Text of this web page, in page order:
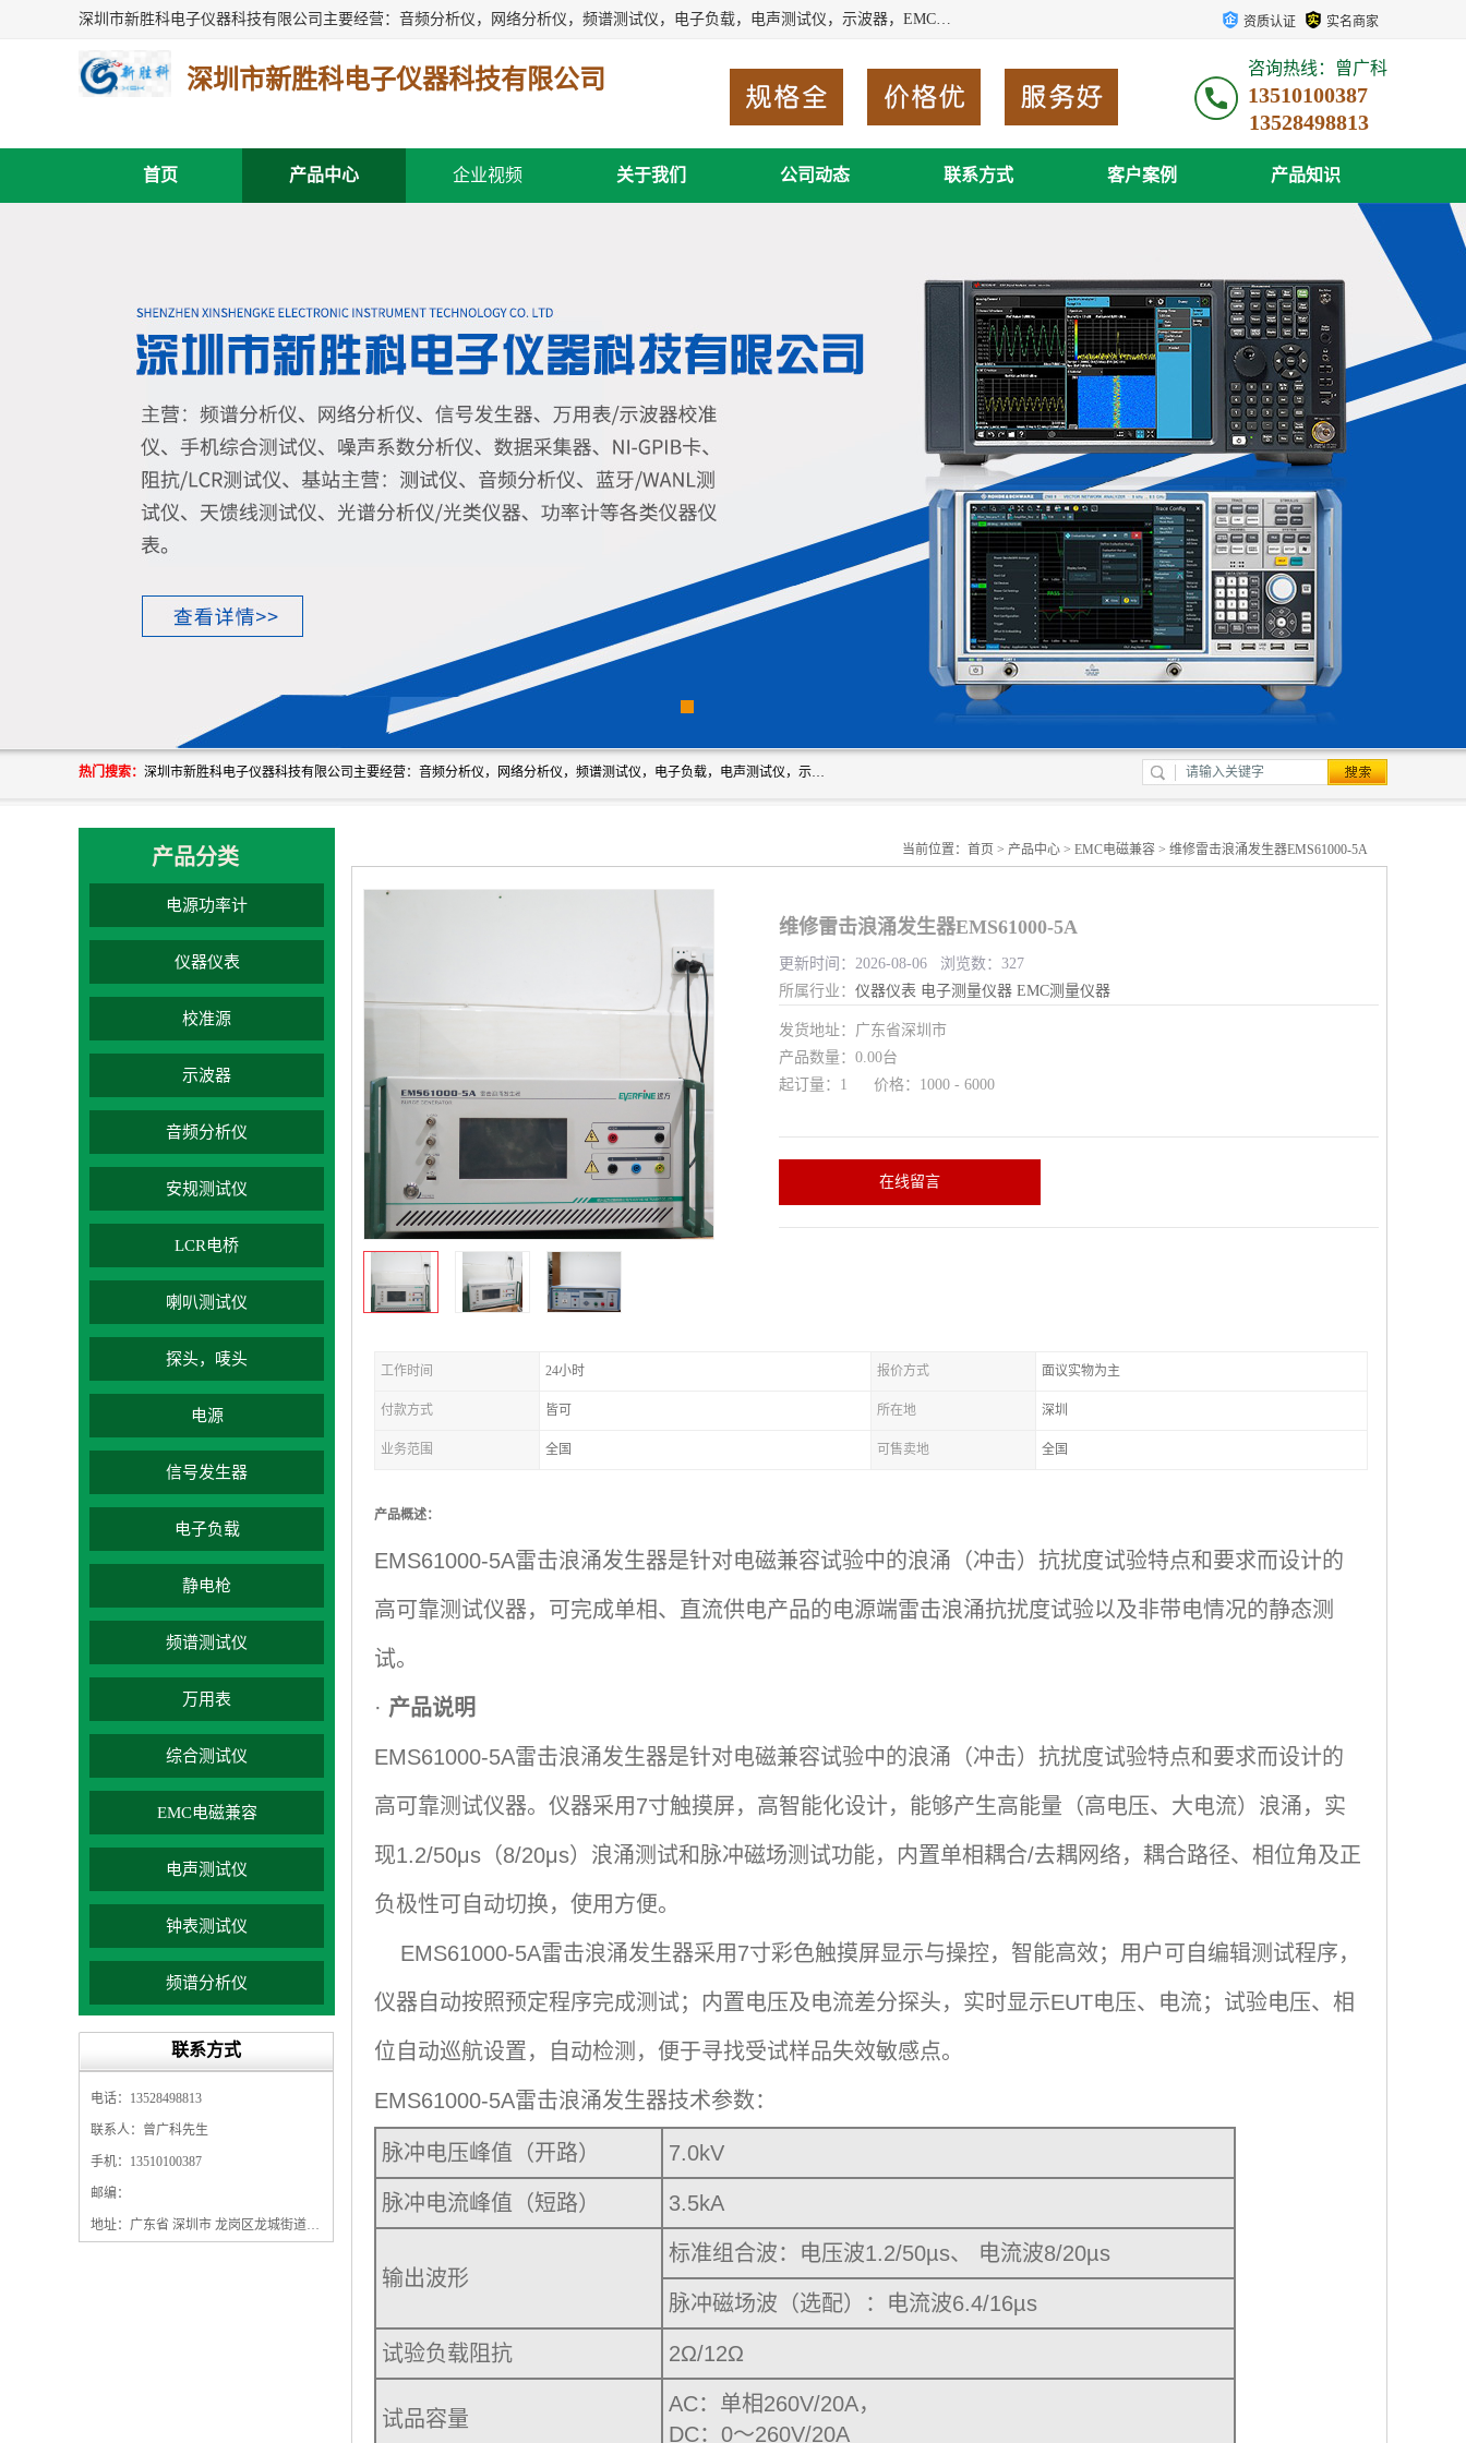
深圳市新胜科电子仪器科技有限公司主要经营：音频分析仪，网络分析仪，频谱测试仪，电子负载，电声测试仪，示波器，EMC电磁兼容测，调制分析仪，LCR测量仪，数字电桥，三相标准源，音频扫频仪，时钟检测仪，信号发生器，电子表，万用表，功率计，喇叭测试仪，综合测试仪等；深圳市新胜科电子仪器科技有限公司希望能与您成为合作伙伴 资质认证 实名商家
深圳市新胜科电子仪器科技有限公司 咨询热线：曾广科
13510100387
首页 产品中心 企业视频 关于我们 公司动态 联系方式 客户案例 产品知识
热门搜索： 深圳市新胜科电子仪器科技有限公司主要经营：音频分析仪，网络分析仪，频谱测试仪，电子负载，电声测试仪，示波器，EMC电磁兼容测，调制分析仪，LCR测量仪，数字电桥，三相标准源，音频扫频仪，时钟检测仪，信号发生器，电子表，万用表，功率计，喇叭测试仪，综合测试仪等；深圳市新胜科电子仪器科技有限公司希望能与您成为合作伙伴
产品分类
电源功率计
仪器仪表
校准源
示波器
音频分析仪
安规测试仪
LCR电桥
喇叭测试仪
探头，唛头
电源
信号发生器
电子负载
静电枪
频谱测试仪
万用表
综合测试仪
EMC电磁兼容
电声测试仪
钟表测试仪
频谱分析仪
联系方式
电话：13528498813
联系人：曾广科先生
手机：13510100387
邮编：
地址：广东省 深圳市 龙岗区龙城街道龙翔大道9009号珠江广场A1栋5F
当前位置： 首页 > 产品中心 > EMC电磁兼容 > 维修雷击浪涌发生器EMS61000-5A
维修雷击浪涌发生器EMS61000-5A
更新时间：2026-08-06 浏览数：327
所属行业： 仪器仪表 电子测量仪器 EMC测量仪器
发货地址：广东省深圳市
产品数量：0.00台
起订量：1 价格：1000 - 6000
在线留言
工作时间 24小时 报价方式 面议实物为主
付款方式 皆可 所在地 深圳
业务范围 全国 可售卖地 全国
产品概述：
EMS61000-5A雷击浪涌发生器是针对电磁兼容试验中的浪涌（冲击）抗扰度试验特点和要求而设计的
高可靠测试仪器，可完成单相、直流供电产品的电源端雷击浪涌抗扰度试验以及非带电情况的静态测
试。
· 产品说明
EMS61000-5A雷击浪涌发生器是针对电磁兼容试验中的浪涌（冲击）抗扰度试验特点和要求而设计的
高可靠测试仪器。仪器采用7寸触摸屏，高智能化设计，能够产生高能量（高电压、大电流）浪涌，实
现1.2/50μs（8/20μs）浪涌测试和脉冲磁场测试功能，内置单相耦合/去耦网络，耦合路径、相位角及正
负极性可自动切换，使用方便。
EMS61000-5A雷击浪涌发生器采用7寸彩色触摸屏显示与操控，智能高效；用户可自编辑测试程序，
仪器自动按照预定程序完成测试；内置电压及电流差分探头，实时显示EUT电压、电流；试验电压、相
位自动巡航设置，自动检测，便于寻找受试样品失效敏感点。
EMS61000-5A雷击浪涌发生器技术参数：
脉冲电压峰值（开路） 7.0kV
脉冲电流峰值（短路） 3.5kA
输出波形
标准组合波：电压波1.2/50µs、 电流波8/20µs
脉冲磁场波（选配）：电流波6.4/16µs
试验负载阻抗 2Ω/12Ω
试品容量
AC：单相260V/20A，
DC：0～260V/20A